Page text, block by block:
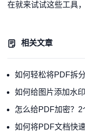
在就来试试这些工具
相关文章
如何轻松将PDF拆
如何给图片添加水
怎么给PDF加密？
如何将PDF文档快